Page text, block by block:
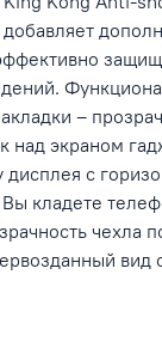
–
над экраном
дисплея с
кладете
чехла
вид